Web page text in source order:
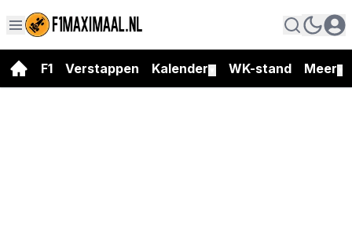
F1 Verstappen Kalender WK-stand Meer